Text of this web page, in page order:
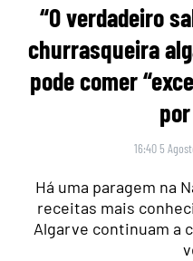
“O verdadeiro
churrasqueira
pode comer
16:40 5
Há uma paragem na
receitas mais
Algarve continuam a